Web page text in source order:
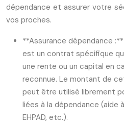
dépendance et assurer votre
vos proches.
**Assurance dépendance
est un contrat spécifique
une rente ou un capital en
reconnue. Le montant de
peut être utilisé librement
liées à la dépendance (aide
EHPAD, etc.).